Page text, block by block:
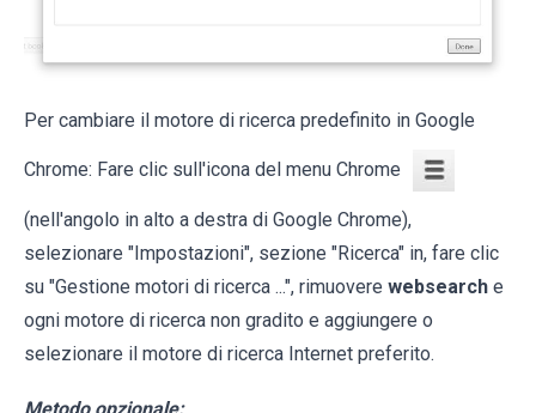
Per cambiare il motore di ricerca predefinito in Google
Chrome: Fare clic sull'icona del menu Chrome
(nell'angolo in alto a destra di Google Chrome),
selezionare "Impostazioni", sezione "Ricerca" in, fare clic
su "Gestione motori di ricerca ...", rimuovere websearch e
ogni motore di ricerca non gradito e aggiungere o
selezionare il motore di ricerca Internet preferito.